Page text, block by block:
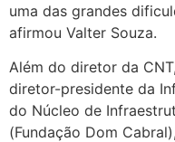
uma das grandes
afirmou Valter Souza.
Além do diretor da
diretor-presidente da
do Núcleo de
(Fundação Dom